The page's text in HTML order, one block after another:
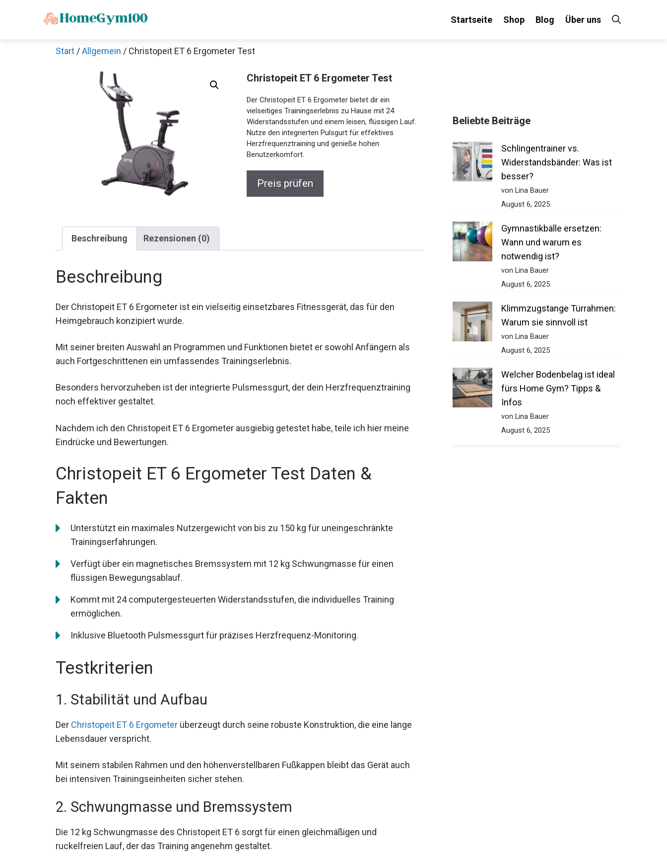
Startseite Shop Blog Über uns
Start /Allgemein / Christopeit ET 6 Ergometer Test
Christopeit ET 6 Ergometer Test
Der Christopeit ET 6 Ergometer bietet dir ein
vielseitiges Trainingserlebnis zu Hause mit 24
Widerstandsstufen und einem leisen, flüssigen Lauf.
Nutze den integrierten Pulsgurt für effektives
Herzfrequenztraining und genieße hohen
Benutzerkomfort.
Preis prüfen
Beschreibung Rezensionen (0)
Beschreibung
Der Christopeit ET 6 Ergometer ist ein vielseitig einsetzbares Fitnessgerät, das für den
Heimgebrauch konzipiert wurde.
Mit seiner breiten Auswahl an Programmen und Funktionen bietet er sowohl Anfängern als
auch Fortgeschrittenen ein umfassendes Trainingserlebnis.
Besonders hervorzuheben ist der integrierte Pulsmessgurt, der dein Herzfrequenztraining
noch effektiver gestaltet.
Nachdem ich den Christopeit ET 6 Ergometer ausgiebig getestet habe, teile ich hier meine
Eindrücke und Bewertungen.
Christopeit ET 6 Ergometer Test Daten &
Fakten
Unterstützt ein maximales Nutzergewicht von bis zu 150 kg für uneingeschränkte
Trainingserfahrungen.
Verfügt über ein magnetisches Bremssystem mit 12 kg Schwungmasse für einen
flüssigen Bewegungsablauf.
Kommt mit 24 computergesteuerten Widerstandsstufen, die individuelles Training
ermöglichen.
Inklusive Bluetooth Pulsmessgurt für präzises Herzfrequenz-Monitoring.
Testkriterien
1. Stabilität und Aufbau
Der Christopeit ET 6 Ergometer überzeugt durch seine robuste Konstruktion, die eine lange
Lebensdauer verspricht.
Mit seinem stabilen Rahmen und den höhenverstellbaren Fußkappen bleibt das Gerät auch
bei intensiven Trainingseinheiten sicher stehen.
2. Schwungmasse und Bremssystem
Die 12 kg Schwungmasse des Christopeit ET 6 sorgt für einen gleichmäßigen und
ruckelfreien Lauf, der das Training angenehm gestaltet.
Beliebte Beiträge
Schlingentrainer vs.
Widerstandsbänder: Was ist
besser?
von Lina Bauer
August 6, 2025
Gymnastikbälle ersetzen:
Wann und warum es
notwendig ist?
von Lina Bauer
August 6, 2025
Klimmzugstange Türrahmen:
Warum sie sinnvoll ist
von Lina Bauer
August 6, 2025
Welcher Bodenbelag ist ideal
fürs Home Gym? Tipps &
Infos
von Lina Bauer
August 6, 2025